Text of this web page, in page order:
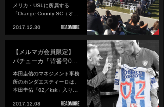
メリカ・USLに所属する
「Orange County SC（オ…
2017.12.30
【メルマガ会員限定】
パチューカ「背番号0…
本田圭佑のマネジメント事務
所のホンダエスティーロは、
本田圭佑「02／ksk」入り…
2017.12.08